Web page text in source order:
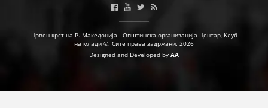
Црвен крст на Р. Македонија - Општинска организација Центар, Клуб
на млади ©. Сите права задржани. 2026
Designed and Developed by AA